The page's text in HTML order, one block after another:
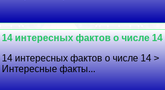
14 интересных фактов о числе 14
14 интересных фактов о числе 14 >
Интересные факты...